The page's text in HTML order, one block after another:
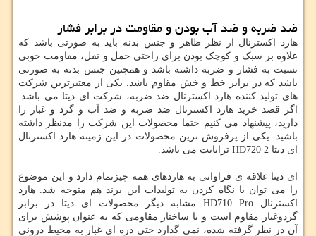
ضد ضربه و ضد آب بودن و مقاومت در برابر فشار
هارد اکسترنال از نظر ظاهر و جنس بدنه باید به صورتی باشد که
علاوه بر سبک و کوچک بودن برای راحتی حمل و نقل، مقاومت خوبی
نسبت به فشار و ضربه داشته باشد و همچنین جنس بدنه به صورتی
باشد که در برابر خط و خش مقاوم باشد. یکی از معتبرترین شرکت
های تولید کننده هارد اکسترنال ضد ضربه، شرکت ای دیتا می باشد.
اگر قصد خرید هارد اکسترنال ضد ضربه و ضد آب و گرد و غبار را
دارید، پیشنهاد می کنیم حتما محصولات این شرکت را مدنظر داشته
باشید. یکی از پرفروش ترین محصولات در این زمینه هارد اکسترنال
ای دیتا HD720 2 ترابایت می باشد.
ای دیتا علاقه ی فراوانی به هاردهای همه چیزتمام دارد و این موضوع
را می توان با نگاه کردن به تولیدات این برند هم متوجه شد. هارد
اکسترنال HD710 Pro مشابه دیگر محصولات ای دیتا در برابر
گردوغبار مقاوم است و با ساختار مقاومی که به عنوان پوشش برای
آن در نظر گرفته شده، نمی گذارد حتی ذره ای غبار به محیط درونی